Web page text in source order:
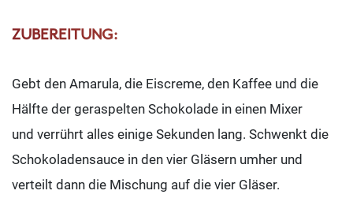
ZUBEREITUNG:
Gebt den Amarula, die Eiscreme, den Kaffee und die
Hälfte der geraspelten Schokolade in einen Mixer
und verrührt alles einige Sekunden lang. Schwenkt die
Schokoladensauce in den vier Gläsern umher und
verteilt dann die Mischung auf die vier Gläser.